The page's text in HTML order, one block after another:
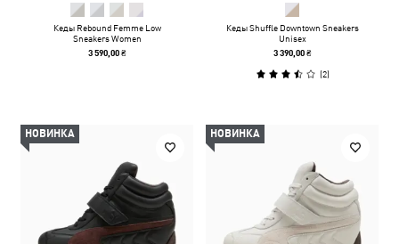
Кеды Rebound Femme Low
Sneakers Women
3 590,00 ₴
Кеды Shuffle Downtown Sneakers
Unisex
3 390,00 ₴
(2)
НОВИНКА НОВИНКА